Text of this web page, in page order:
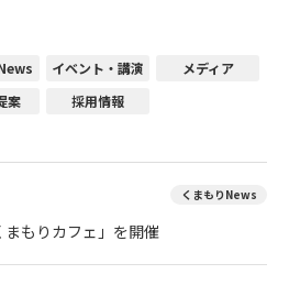
イベント・講演
メディア
案
採用情報
くまもりNews
もりカフェ」を開催